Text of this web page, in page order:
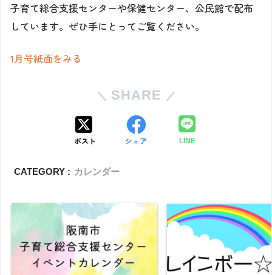
子育て総合支援センターや保健センター、公民館で配布
しています。ぜひ手にとってご覧ください。
1月号紙面をみる
SHARE
ポスト シェア LINE
CATEGORY : カレンダー